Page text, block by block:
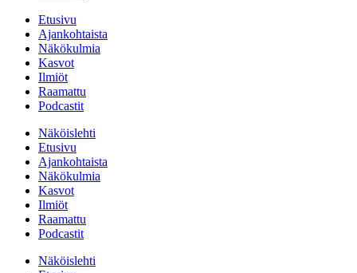
Etusivu
Ajankohtaista
Näkökulmia
Kasvot
Ilmiöt
Raamattu
Podcastit
Näköislehti
Etusivu
Ajankohtaista
Näkökulmia
Kasvot
Ilmiöt
Raamattu
Podcastit
Näköislehti